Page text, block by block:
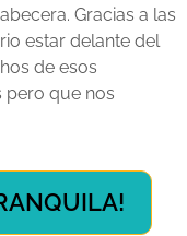
Gracias a las
estar delante del
de esos
pero que nos